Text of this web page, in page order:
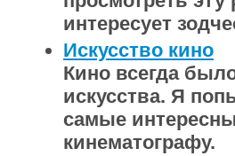
интересует
Искусство кино
Кино всегда
искусства. Я
самые
кинематографу.